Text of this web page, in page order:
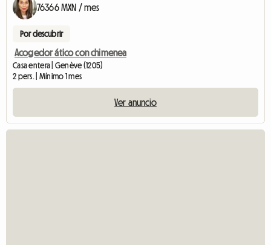
76366 MXN / mes
Por descubrir
Acogedor ático con chimenea
Casa entera | Genève (1205)
2 pers. | Mínimo 1 mes
Ver anuncio